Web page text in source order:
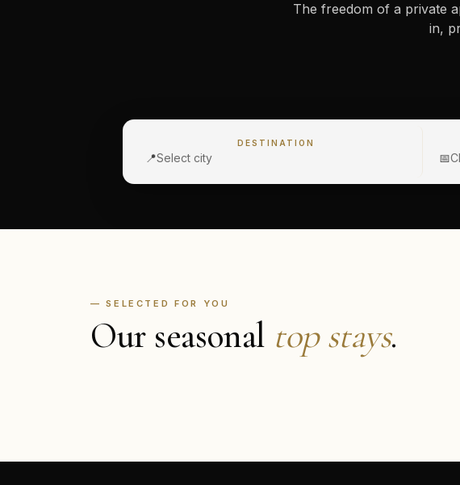
The freedom of a private
in,
DESTINATION
📍Select city 📅
— SELECTED FOR YOU
Our seasonal top stays.